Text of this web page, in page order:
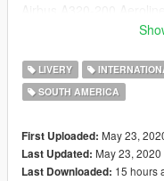
Airbus A320-200
included.
------------------------
❓ Any doubt put it in the
LIVERY
SOUTH AMERICA
First Uploaded: May 23,
Last Updated: May 23, 2020
Last Downloaded: 15 hours